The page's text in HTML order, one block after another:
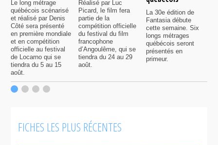
Le long métrage
québécois scénarisé
et réalisé par Denis
Côté sera présenté
en première mondiale
et en compétition
officielle au festival
de Locarno qui se
tiendra du 5 au 15
août.
Réalisé par Luc
Picard, le film fera
partie de la
compétition officielle
du festival du film
francophone
d’Angoulême, qui se
tiendra du 24 au 29
août.
La 30e édition de
Fantasia débute
cette semaine. Six
longs métrages
québécois seront
présentés en
primeur.
FICHES LES PLUS RÉCENTES